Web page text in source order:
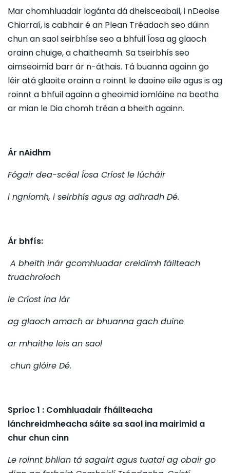
Mar chomhluadair logánta dá dheisceabail, i nDeoise
Chiarraí, is cabhair é an Plean Tréadach seo dúinn
chun an saol seirbhíse seo a bhfuil Íosa ag glaoch
orainn chuige, a chaitheamh. Sa tseirbhís seo
aimseoimid barr ár n-áthais. Tá buanna againn go
léir atá glaoite orainn a roinnt le daoine eile agus is ag
roinnt a bhfuil againn a gheoimid iomláine na beatha
ar mian le Dia chomh tréan a bheith againn.
Ár nAidhm
Fógair dea-scéal Íosa Críost le lúcháir
i ngníomh, i seirbhís agus ag adhradh Dé.
Ár bhfís:
A bheith inár gcomhluadar creidimh fáilteach
truachroíoch
le Críost ina lár
ag glaoch amach ar bhuanna gach duine
ar mhaithe leis an saol
chun glóire Dé.
Sprioc 1 : Comhluadair fháilteacha
lánchreidmheacha sáite sa saol ina mairimid a
chur chun cinn
Le roinnt bhlian tá sagairt agus tuataí ag obair go